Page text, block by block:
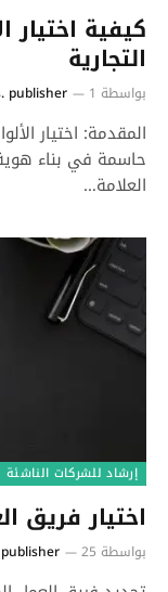
كيفية اختيار
التجارية
بواسطة publisher 1 أغسطس، 2024
المقدمة: اختيار
حاسمة في بناء
العلامة…
إرشاد للشركات الناشئة
اختيار فريق
بواسطة 25 يوليو، 2024